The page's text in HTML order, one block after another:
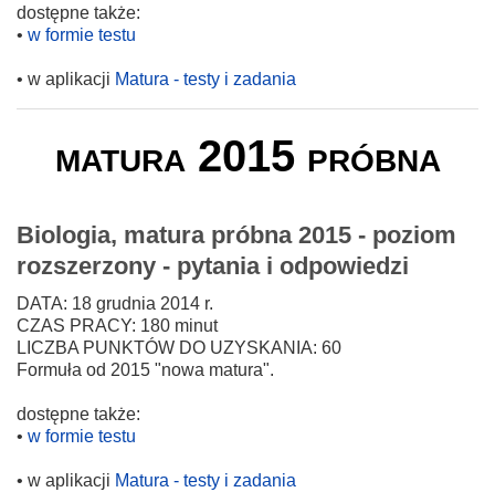
dostępne także:
• w formie testu
• w aplikacji Matura - testy i zadania
matura 2015 próbna
Biologia, matura próbna 2015 - poziom
rozszerzony - pytania i odpowiedzi
DATA: 18 grudnia 2014 r.
CZAS PRACY: 180 minut
LICZBA PUNKTÓW DO UZYSKANIA: 60
Formuła od 2015 "nowa matura".
dostępne także:
• w formie testu
• w aplikacji Matura - testy i zadania